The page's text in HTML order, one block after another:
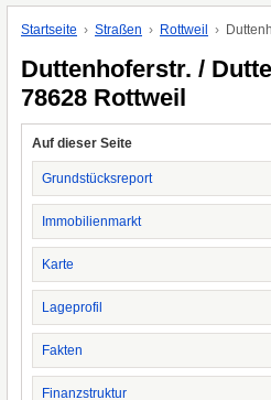
Startseite Straßen Rottweil
Duttenhoferstr. /
78628 Rottweil
Auf dieser Seite
Grundstücksreport
Immobilienmarkt
Karte
Lageprofil
Fakten
Finanzstruktur